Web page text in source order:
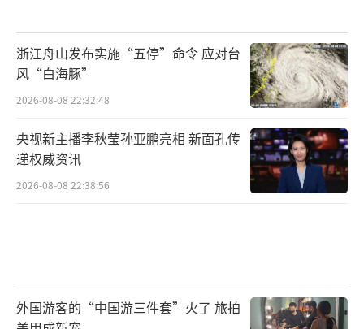
浙江舟山发布实施“五停”命令 应对台
风“白海豚”
2026-08-08 22:32:48
央视新主播李秋莹孙亚鹏亮相 新面孔传
递权威资讯
2026-08-08 22:38:56
外国游客的“中国游三件套”火了 旅拍